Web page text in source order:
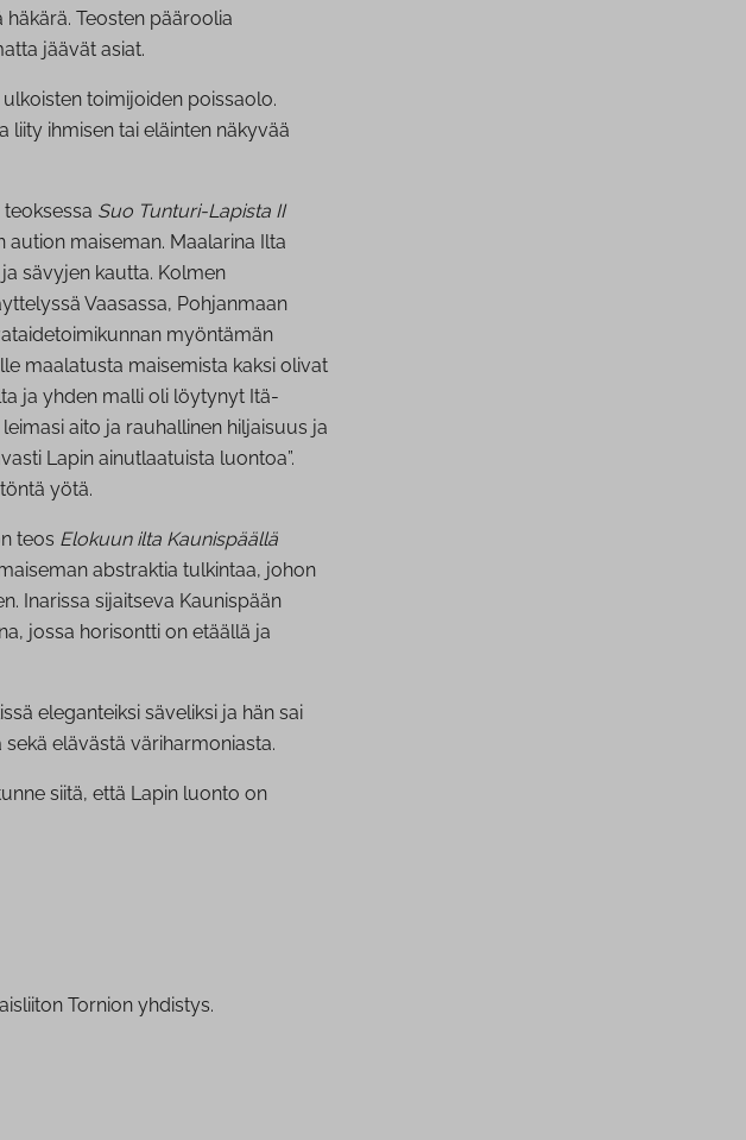
Teosten pääroolia
jäävät asiat.
toimijoiden poissaolo.
liity ihmisen tai eläinten näkyvää
Suo Tunturi-Lapista II
maiseman. Maalarina Ilta
sävyjen kautta. Kolmen
Vaasassa, Pohjanmaan
myöntämän
maalatusta maisemista kaksi olivat
ja yhden malli oli löytynyt Itä-
aito ja rauhallinen hiljaisuus ja
Lapin ainutlaatuista luontoa”.
yötä.
teos Elokuun ilta Kaunispäällä
abstraktia tulkintaa, johon
Inarissa sijaitseva Kaunispään
jossa horisontti on etäällä ja
eleganteiksi säveliksi ja hän sai
elävästä väriharmoniasta.
siitä, että Lapin luonto on
Tornion yhdistys.